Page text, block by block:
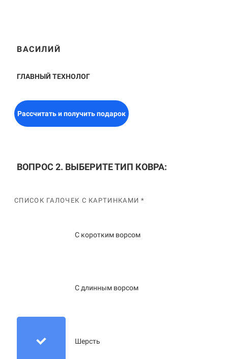
ВАСИЛИЙ
ГЛАВНЫЙ ТЕХНОЛОГ
Рассчитать и получить подарок
ВОПРОС 2. ВЫБЕРИТЕ ТИП КОВРА:
СПИСОК ГАЛОЧЕК С КАРТИНКАМИ *
С коротким ворсом
С длинным ворсом
Шерсть